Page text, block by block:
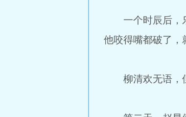
一个时辰后，乐
他咬得嘴都破了，
柳清欢无语，但